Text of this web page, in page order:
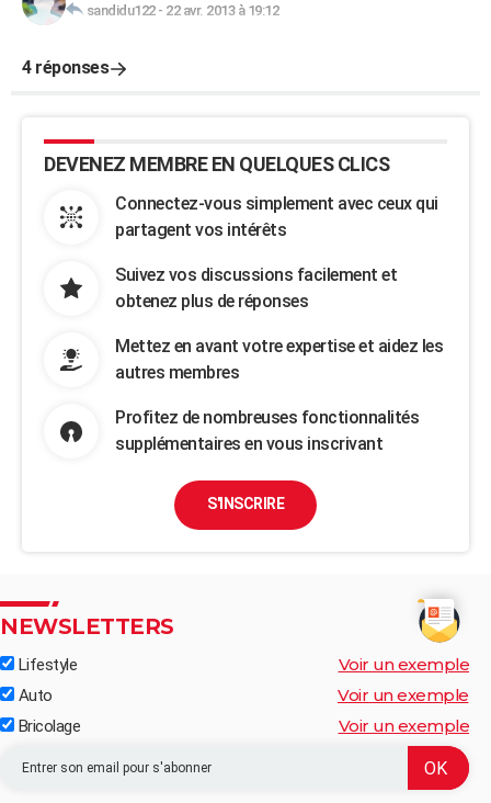
sandidu122- 22 avr. 2013 à 19:12
4 réponses
DEVENEZ MEMBRE EN QUELQUES CLICS
Connectez-vous simplement avec ceux qui
partagent vos intérêts
Suivez vos discussions facilement et
obtenez plus de réponses
Mettez en avant votre expertise et aidez les
autres membres
Profitez de nombreuses fonctionnalités
supplémentaires en vous inscrivant
S'INSCRIRE
NEWSLETTERS
Lifestyle Voir un exemple
Auto Voir un exemple
Bricolage Voir un exemple